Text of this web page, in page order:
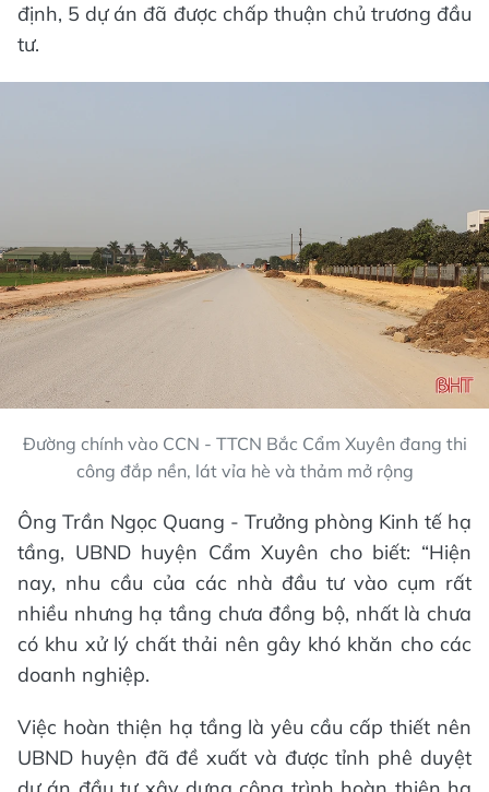
định, 5 dự án đã được chấp thuận chủ trương đầu
tư.
Đường chính vào CCN - TTCN Bắc Cẩm Xuyên đang thi
công đắp nền, lát vỉa hè và thảm mở rộng
Ông Trần Ngọc Quang - Trưởng phòng Kinh tế hạ
tầng, UBND huyện Cẩm Xuyên cho biết: “Hiện
nay, nhu cầu của các nhà đầu tư vào cụm rất
nhiều nhưng hạ tầng chưa đồng bộ, nhất là chưa
có khu xử lý chất thải nên gây khó khăn cho các
doanh nghiệp.
Việc hoàn thiện hạ tầng là yêu cầu cấp thiết nên
UBND huyện đã đề xuất và được tỉnh phê duyệt